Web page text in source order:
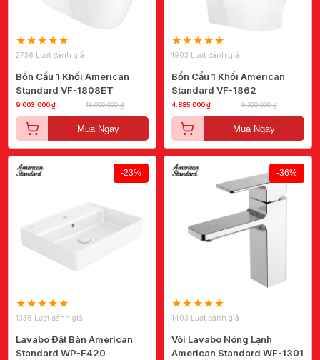
2736 Lượt đánh giá
Bồn Cầu 1 Khối American
Standard VF-1808ET
9.003.000 ₫ 16.000.000 ₫
Mua Ngay
1903 Lượt đánh giá
Bồn Cầu 1 Khối American
Standard VF-1862
4.885.000 ₫ 9.300.000 ₫
Mua Ngay
-23%
1336 Lượt đánh giá
Lavabo Đặt Bàn American
Standard WP-F420
-36%
1403 Lượt đánh giá
Vòi Lavabo Nóng Lạnh
American Standard WF-1301